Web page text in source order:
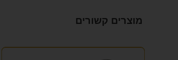
מוצרים קשורים